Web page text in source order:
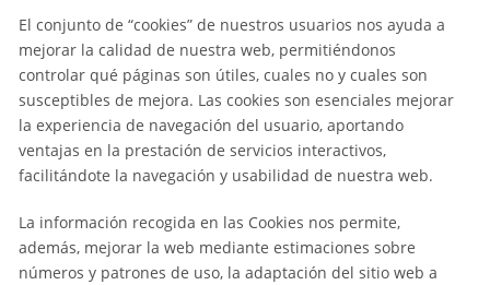
El conjunto de “cookies” de nuestros usuarios nos ayuda a
mejorar la calidad de nuestra web, permitiéndonos
controlar qué páginas son útiles, cuales no y cuales son
susceptibles de mejora. Las cookies son esenciales mejorar
la experiencia de navegación del usuario, aportando
ventajas en la prestación de servicios interactivos,
facilitándote la navegación y usabilidad de nuestra web.
La información recogida en las Cookies nos permite,
además, mejorar la web mediante estimaciones sobre
números y patrones de uso, la adaptación del sitio web a